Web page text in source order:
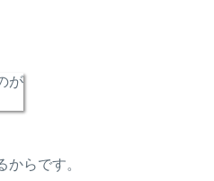
が
からです。